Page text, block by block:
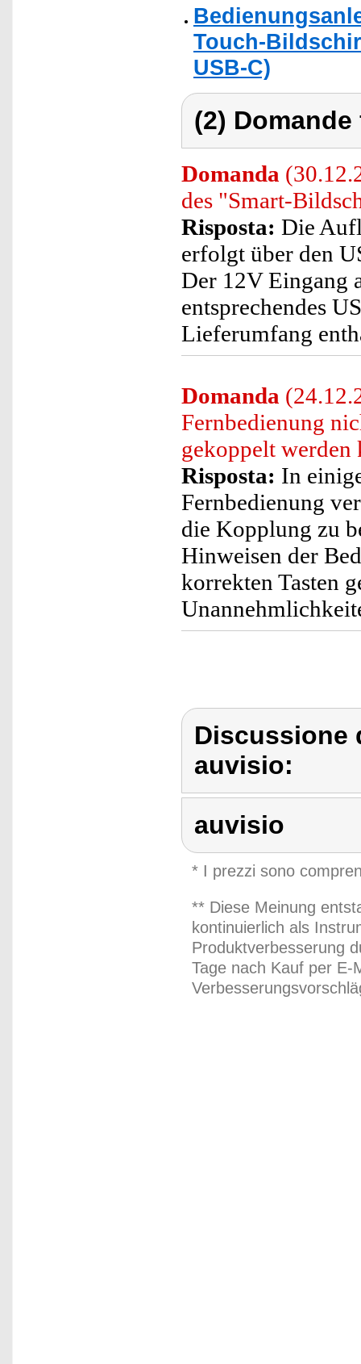
Touch-
USB-C)
(2)
Domanda
des "Smart-
Risposta: Die
erfolgt über den
Der 12V Eingang
entsprechendes
Lieferumfang
Domanda
Fernbedienung
gekoppelt werden
Risposta: In
Fernbedienung
die Kopplung zu
Hinweisen der
korrekten Tasten
Discussione
auvisio:
auvisio
* I prezzi sono
** Diese Meinung
kontinuierlich als
Produktverbesserung
Tage nach Kauf per E-